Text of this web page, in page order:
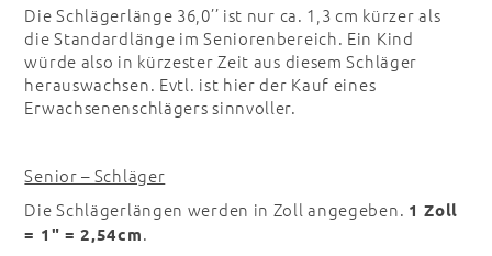
Die Schlägerlänge 36,0’’ ist nur ca. 1,3 cm kürzer als
die Standardlänge im Seniorenbereich. Ein Kind
würde also in kürzester Zeit aus diesem Schläger
herauswachsen. Evtl. ist hier der Kauf eines
Erwachsenenschlägers sinnvoller.
Senior – Schläger
Die Schlägerlängen werden in Zoll angegeben. 1 Zoll
= 1" = 2,54cm.